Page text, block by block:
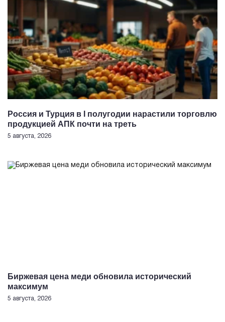
Россия и Турция в I полугодии нарастили торговлю
продукцией АПК почти на треть
5 августа, 2026
Биржевая цена меди обновила исторический
максимум
5 августа, 2026